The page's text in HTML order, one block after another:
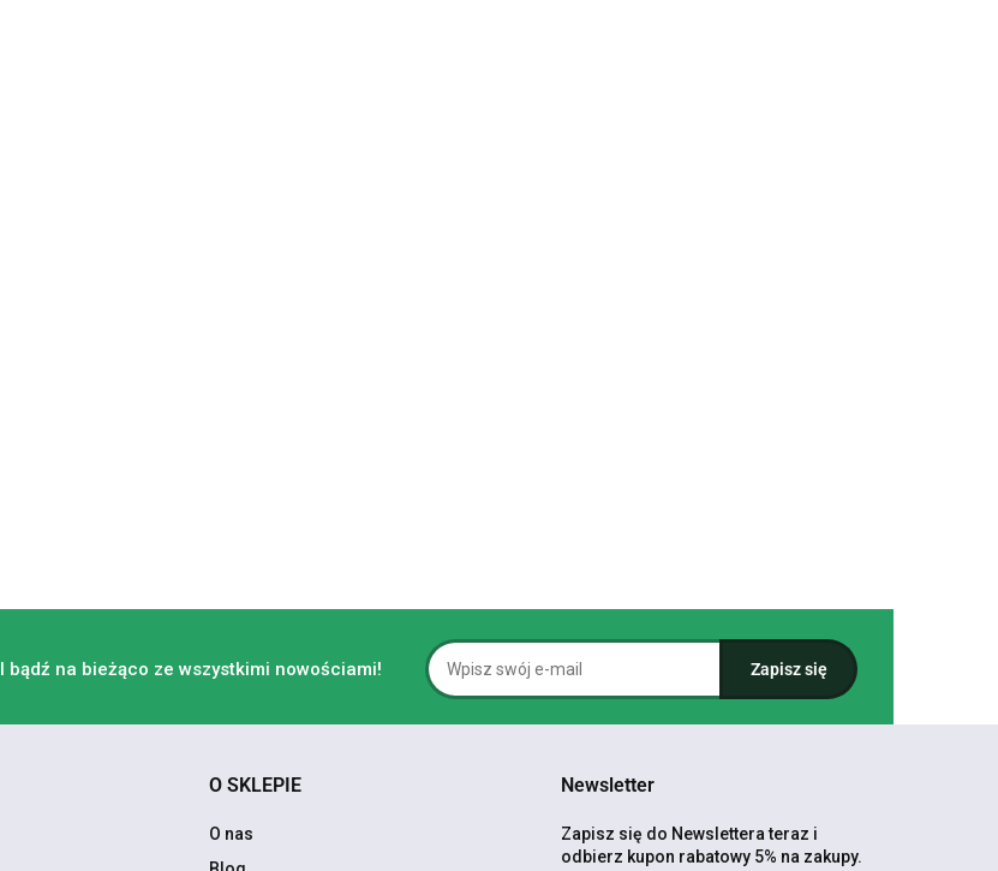
I bądź na bieżąco ze wszystkimi nowościami!
O SKLEPIE
O nas
Newsletter
Zapisz się do Newslettera teraz i
odbierz kupon rabatowy 5% na zakupy.